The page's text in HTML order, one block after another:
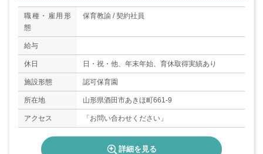
職種・雇用形
態
保育教諭 / 契約社員
給与
休日 日・祝・他、年末年始、育休取得実績あり
施設形態 認可保育園
所在地 山形県酒田市あきほ町661-9
アクセス 「お問い合わせください」
詳細を見る